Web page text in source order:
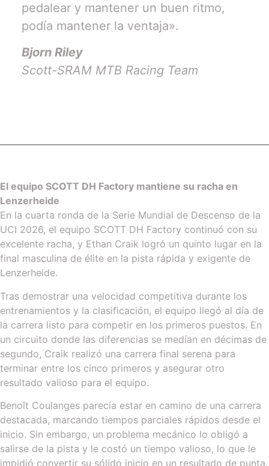
pedalear y mantener un buen ritmo,
podía mantener la ventaja».
Bjorn Riley
Scott-SRAM MTB Racing Team
El equipo SCOTT DH Factory mantiene su racha en
Lenzerheide
En la cuarta ronda de la Serie Mundial de Descenso de la
UCI 2026, el equipo SCOTT DH Factory continuó con su
excelente racha, y Ethan Craik logró un quinto lugar en la
final masculina de élite en la pista rápida y exigente de
Lenzerheide.
Tras demostrar una velocidad competitiva durante los
entrenamientos y la clasificación, el equipo llegó al día de
la carrera listo para competir en los primeros puestos. En
un circuito donde las diferencias se medían en décimas de
segundo, Craik realizó una carrera final serena para
terminar entre los cinco primeros y asegurar otro
resultado valioso para el equipo.
Benoît Coulanges parecía estar en camino de una carrera
destacada, marcando tiempos parciales rápidos desde el
inicio. Sin embargo, un problema mecánico lo obligó a
salirse de la pista y le costó un tiempo valioso, lo que le
impidió convertir su sólido inicio en un resultado de punta.